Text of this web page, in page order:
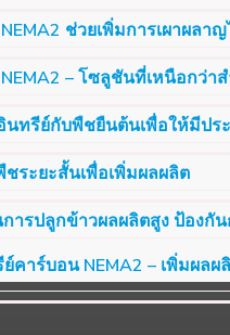
ช่วยเพิ่มการเผาผลา
– โซลูชันที่เหนือกว่
ทรีย์กับพืชยืนต้นเพื่อให้มีปร
ระยะสั้นเพื่อเพิ่มผลผลิต
ารปลูกข้าวผลผลิตสูง ป้องกั
าร์บอน NEMA2 – เพิ่มผล